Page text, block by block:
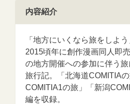
内容紹介
「地方にいくなら旅をしよう
2015頃年に創作漫画同人即
の地方開催への参加に伴う
旅行記。「北海道COMITIA
COMITIA1の旅」「新潟
編を収録。